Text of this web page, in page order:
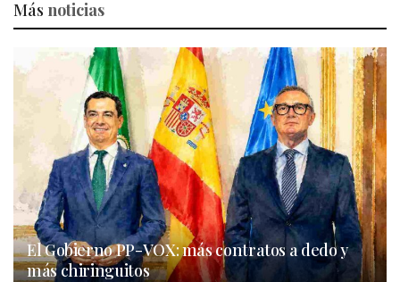
Más noticias
El Gobierno PP-VOX: más contratos a dedo y
más chiringuitos